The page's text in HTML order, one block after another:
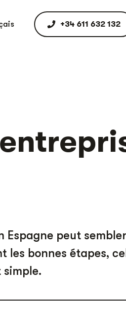
+34 611 632 132
Espagne peut
les bonnes étapes,
simple.